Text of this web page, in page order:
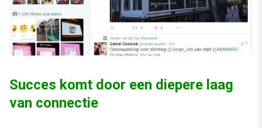
Succes komt door een diepere laag
van connectie